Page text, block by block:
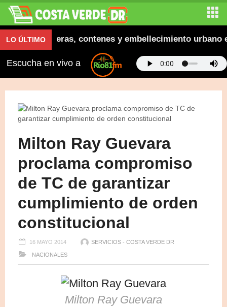
LO ÚLTIMOaceras, contenes y embellecimiento urbano en
Escucha en vivo a
Milton Ray Guevara
proclama compromiso
de TC de garantizar
cumplimiento de orden
constitucional
16 MAYO 2014 SERVICIOS - COSTA VERDE DR
NACIONALES
Milton Ray Guevara